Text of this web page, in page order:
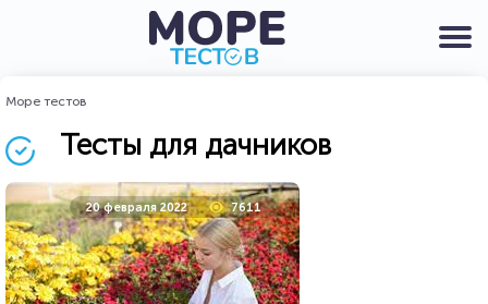
Море тестов
Тесты для дачников
20 февраля 2022 7611